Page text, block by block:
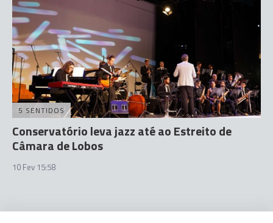
5 SENTIDOS
Conservatório leva jazz até ao Estreito de
Câmara de Lobos
10 Fev 15:58